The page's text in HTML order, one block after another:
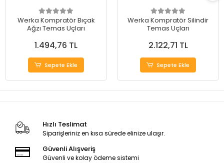
Werka Kompratör Bıçak
Ağzı Temas Uçları
1.494,76 TL
Sepete Ekle
Werka Kompratör Silindir
Temas Uçları
2.122,71 TL
Sepete Ekle
Hızlı Teslimat
Siparişleriniz en kısa sürede elinize ulaşır.
Güvenli Alışveriş
Güvenli ve kolay ödeme sistemi